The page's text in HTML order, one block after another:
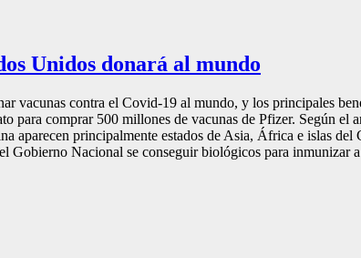
Unidos donará al mundo
vacunas contra el Covid-19 al mundo, y los principales
comprar 500 millones de vacunas de Pfizer. Según el
principalmente estados de Asia, África e islas
Gobierno Nacional se conseguir biológicos para inmunizar